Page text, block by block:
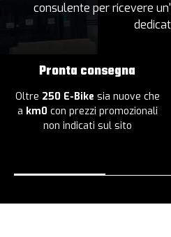
consulente per ricevere
Pronta consegna
Oltre 250 E-Bike sia nuove che
a km0 con prezzi promozionali
non indicati sul sito